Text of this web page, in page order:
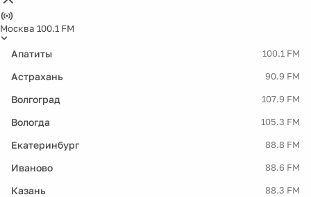
Москва 100.1 FM
Апатиты 100.1 FM
Астрахань 90.9 FM
Волгоград 107.9 FM
Вологда 105.3 FM
Екатеринбург 88.8 FM
Иваново 88.6 FM
Казань 88.3 FM